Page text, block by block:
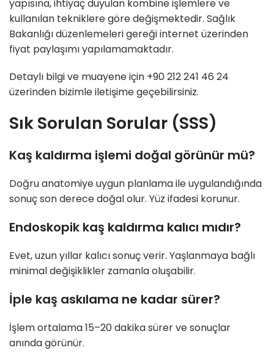
yapısına, ihtiyaç duyulan kombine işlemlere ve
kullanılan tekniklere göre değişmektedir. Sağlık
Bakanlığı düzenlemeleri gereği internet üzerinden
fiyat paylaşımı yapılamamaktadır.
Detaylı bilgi ve muayene için +90 212 241 46 24
üzerinden bizimle iletişime geçebilirsiniz.
Sık Sorulan Sorular (SSS)
Kaş kaldırma işlemi doğal görünür mü?
Doğru anatomiye uygun planlama ile uygulandığında
sonuç son derece doğal olur. Yüz ifadesi korunur.
Endoskopik kaş kaldırma kalıcı mıdır?
Evet, uzun yıllar kalıcı sonuç verir. Yaşlanmaya bağlı
minimal değişiklikler zamanla oluşabilir.
İple kaş askılama ne kadar sürer?
İşlem ortalama 15–20 dakika sürer ve sonuçlar
anında görünür.